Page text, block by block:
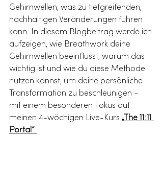
Gehirnwellen, was zu tiefgreifenden,
nachhaltigen Veränderungen führen
kann. In diesem Blogbeitrag werde ich
aufzeigen, wie Breathwork deine
Gehirnwellen beeinflusst, warum das
wichtig ist und wie du diese Methode
nutzen kannst, um deine persönliche
Transformation zu beschleunigen –
mit einem besonderen Fokus auf
meinen 4-wöchigen Live-Kurs „The 11:11
Portal“.